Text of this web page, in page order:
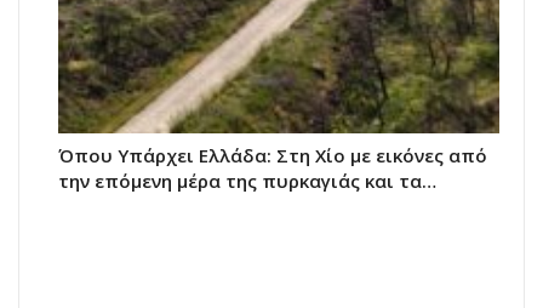
Όπου Υπάρχει Ελλάδα: Στη Χίο με εικόνες από
την επόμενη μέρα της πυρκαγιάς και τα…